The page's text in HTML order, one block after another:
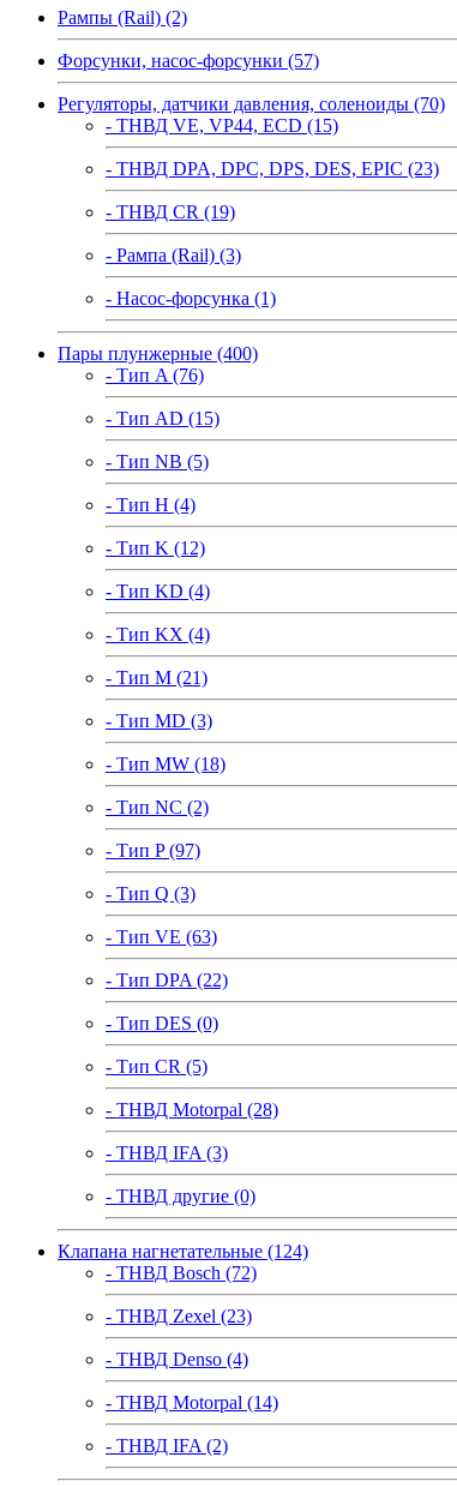
Рампы (Rail) (2)
Форсунки, насос-форсунки (57)
Регуляторы, датчики давления, соленоиды (70)
- ТНВД VE, VP44, ECD (15)
- ТНВД DPA, DPC, DPS, DES, EPIC (23)
- ТНВД CR (19)
- Рампа (Rail) (3)
- Насос-форсунка (1)
Пары плунжерные (400)
- Тип A (76)
- Тип AD (15)
- Тип NB (5)
- Тип H (4)
- Тип K (12)
- Тип KD (4)
- Тип KX (4)
- Тип M (21)
- Тип MD (3)
- Тип MW (18)
- Тип NC (2)
- Тип P (97)
- Тип Q (3)
- Тип VE (63)
- Тип DPA (22)
- Тип DES (0)
- Тип CR (5)
- ТНВД Motorpal (28)
- ТНВД IFA (3)
- ТНВД другие (0)
Клапана нагнетательные (124)
- ТНВД Bosch (72)
- ТНВД Zexel (23)
- ТНВД Denso (4)
- ТНВД Motorpal (14)
- ТНВД IFA (2)